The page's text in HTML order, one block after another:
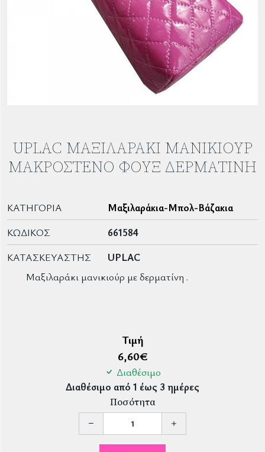
UPLAC ΜΑΞΙΛΑΡΆΚΙ ΜΑΝΙΚΙΟΎΡ
ΜΑΚΡΌΣΤΕΝΟ ΦΟΎΞ ΔΕΡΜΑΤΊΝΗ
ΚΑΤΗΓΟΡΊΑ
Μαξιλαράκια-Μπολ-Βάζακια
ΚΩΔΙΚΌΣ
661584
ΚΑΤΑΣΚΕΥΑΣΤΉΣ
UPLAC
Μαξιλαράκι μανικιούρ με δερματίνη .
Τιμή
6,60€
Διαθέσιμο
Διαθέσιμο από 1 έως 3 ημέρες
Ποσότητα